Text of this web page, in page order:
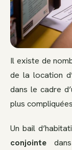
Il existe de
de la location
dans le cadre
plus
Un bail
conjointe